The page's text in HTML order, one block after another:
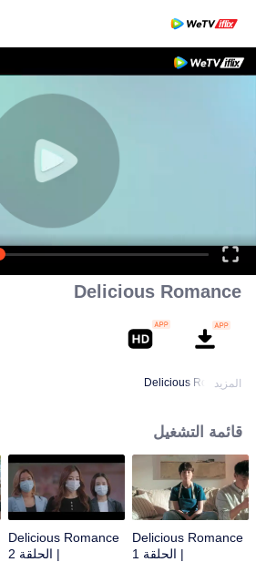
Delicious Romance
Delicious Romance
المزيد
قائمة التشغيل
Delicious Romance
| الحلقة 1
Delicious Romance
| الحلقة 2